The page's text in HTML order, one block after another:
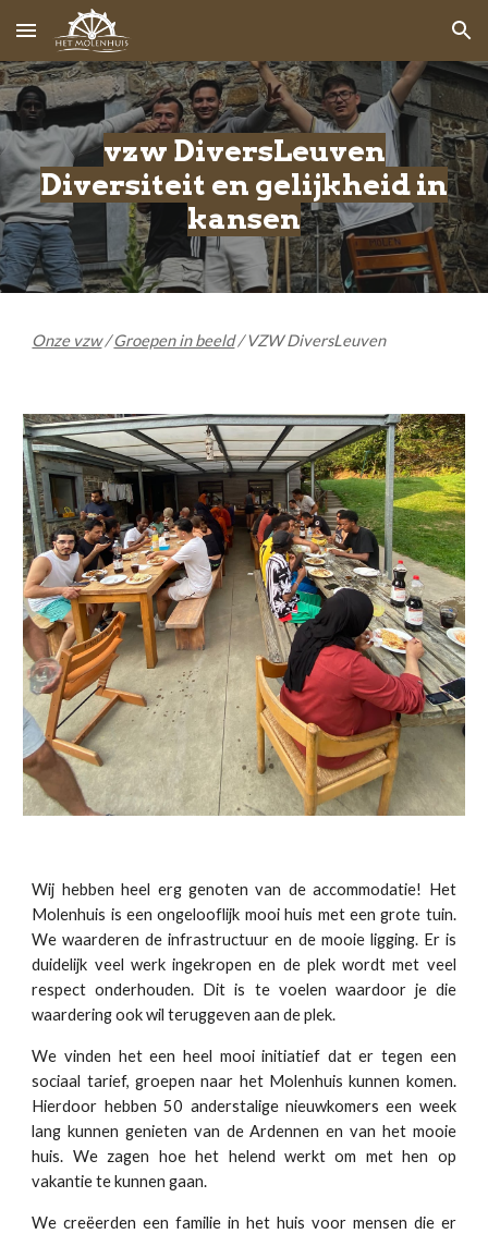
Skip to main content Skip to navigation
vzw DiversLeuven
Diversiteit en gelijkheid in
kansen
Onze vzw/Groepen in beeld/ VZWDiversLeuven
Wij hebben heel erg genoten van de accommodatie! Het
Molenhuis is een ongelooflijk mooi huis met een grote tuin.
We waarderen de infrastructuur en de mooie ligging. Er is
duidelijk veel werk ingekropen en de plek wordt met veel
respect onderhouden. Dit is te voelen waardoor je die
waardering ook wil teruggeven aan de plek.
We vinden het een heel mooi initiatief dat er tegen een
sociaal tarief, groepen naar het Molenhuis kunnen komen.
Hierdoor hebben 50 anderstalige nieuwkomers een week
lang kunnen genieten van de Ardennen en van het mooie
huis. We zagen hoe het helend werkt om met hen op
vakantie te kunnen gaan.
We creëerden een familie in het huis voor mensen die er